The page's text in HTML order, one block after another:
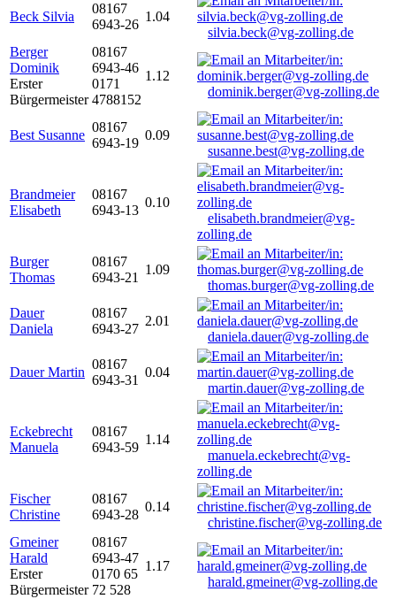
Beck Silvia
08167
6943-26
1.04
silvia.beck@vg-zolling.de
Berger
Dominik
Erster
Bürgermeister
08167
6943-46
0171
4788152
1.12
dominik.berger@vg-zolling.de
Best Susanne
08167
6943-19
0.09
susanne.best@vg-zolling.de
Brandmeier
Elisabeth
08167
6943-13
0.10
elisabeth.brandmeier@vg-
zolling.de
Burger
Thomas
08167
6943-21
1.09
thomas.burger@vg-zolling.de
Dauer
Daniela
08167
6943-27
2.01
daniela.dauer@vg-zolling.de
Dauer Martin
08167
6943-31
0.04
martin.dauer@vg-zolling.de
Eckebrecht
Manuela
08167
6943-59
1.14
manuela.eckebrecht@vg-
zolling.de
Fischer
Christine
08167
6943-28
0.14
christine.fischer@vg-zolling.de
Gmeiner
Harald
Erster
Bürgermeister
08167
6943-47
0170 65
72 528
1.17
harald.gmeiner@vg-zolling.de